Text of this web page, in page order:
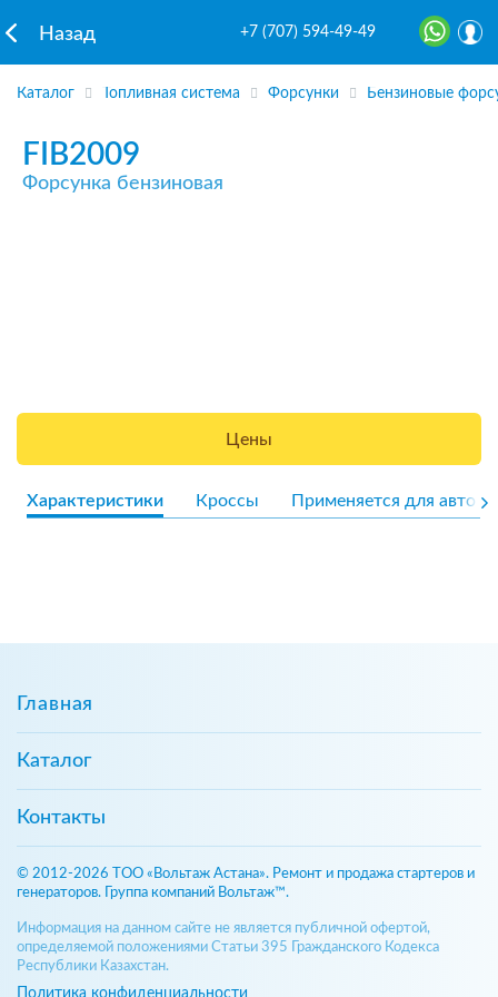
Назад +7 (707) 594-49-49
Каталог Топливная система Форсунки Бензиновые
FIB2009
Форсунка бензиновая
Цены
Характеристики Кроссы Применяется для авто
Главная
Каталог
Контакты
© 2012-2026 ТОО «Вольтаж Астана». Ремонт и продажа стартеров и
генераторов. Группа компаний Вольтаж™.
Информация на данном сайте не является публичной офертой,
определяемой положениями Статьи 395 Гражданского Кодекса
Республики Казахстан.
Политика конфиденциальности